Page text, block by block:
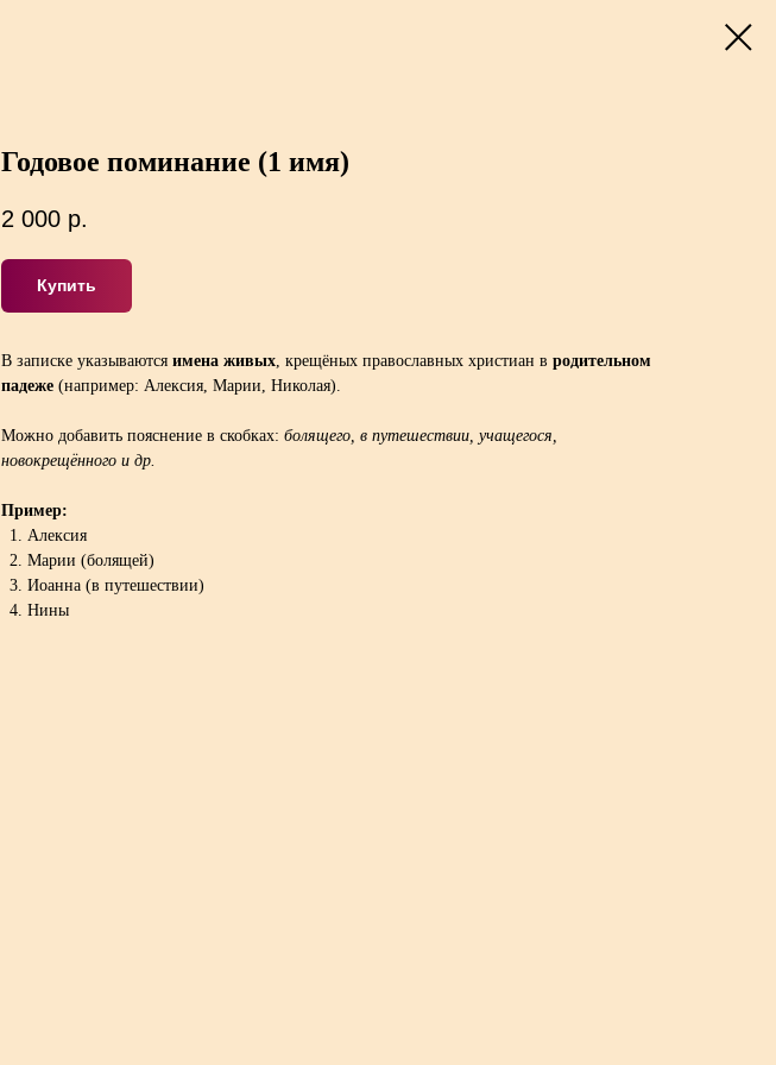
Годовое поминание (1 имя)
2 000 р.
Купить
В записке указываются имена живых, крещёных православных христиан в родительном
падеже (например: Алексия, Марии, Николая).
Можно добавить пояснение в скобках: болящего, в путешествии, учащегося,
новокрещённого и др.
Пример:
Алексия
Марии (болящей)
Иоанна (в путешествии)
Нины